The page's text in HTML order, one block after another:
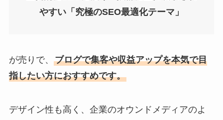
やすい「究極のSEO最適化テーマ」
が売りで、 ブログで集客や収益アップを本気で目
指したい方におすすめです。
デザイン性も高く、企業のオウンドメディアのよ